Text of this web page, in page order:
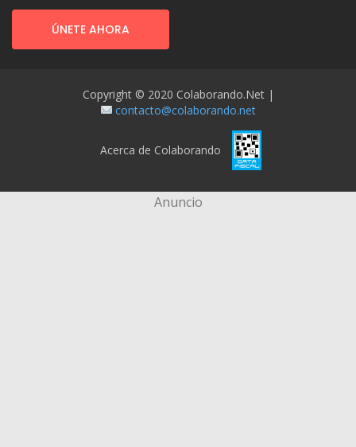
ÚNETE AHORA
Copyright © 2020 Colaborando.net |
contacto@colaborando.net
Acerca de Colaborando
Anuncio